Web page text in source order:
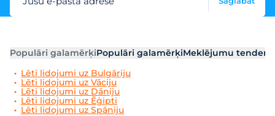
Populāri galamērķiPopulāri galamērķiMeklējumu
Lēti lidojumi uz Bulgāriju
Lēti lidojumi uz Vāciju
Lēti lidojumi uz Dāniju
Lēti lidojumi uz Ēģipti
Lēti lidojumi uz Spāniju